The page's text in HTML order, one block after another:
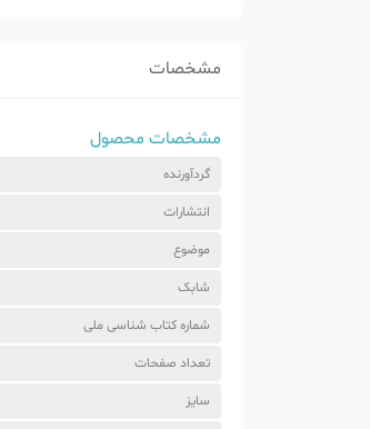
مشخصات
مشخصات محصول
گردآورنده
انتشارات
موضوع
شابک
شماره کتاب شناسی ملی
تعداد صفحات
سایز